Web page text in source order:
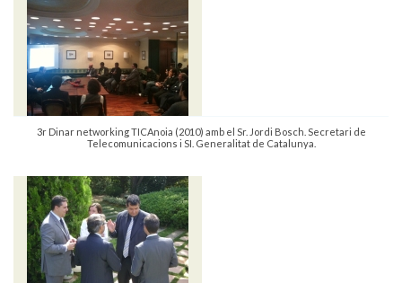
3r Dinar networking TICAnoia (2010) amb el Sr. Jordi Bosch. Secretari de
Telecomunicacions i SI. Generalitat de Catalunya.